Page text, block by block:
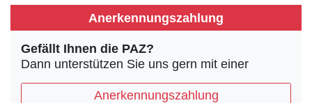
Anerkennungszahlung
Gefällt Ihnen die PAZ?
Dann unterstützen Sie uns gern mit einer
Anerkennungszahlung